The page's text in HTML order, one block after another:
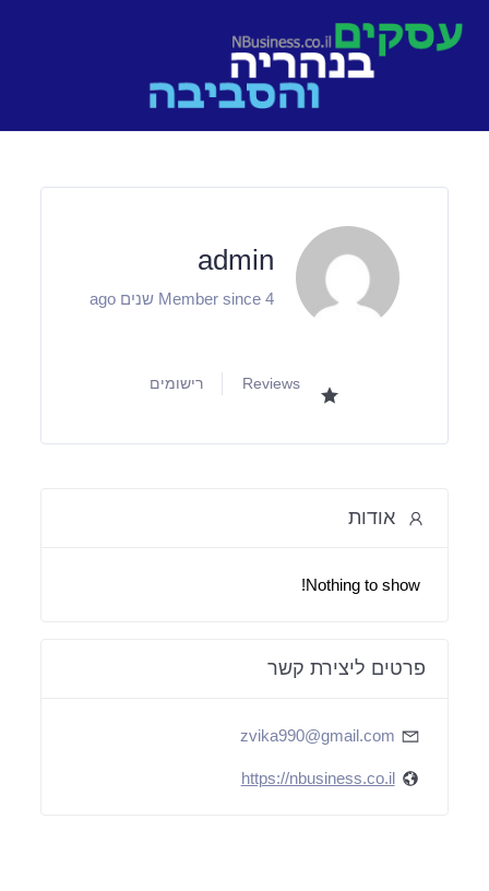
admin
Member since 4 שנים ago
Reviews רישומים
אודות
Nothing to show!
פרטים ליצירת קשר
zvika990@gmail.com
https://nbusiness.co.il